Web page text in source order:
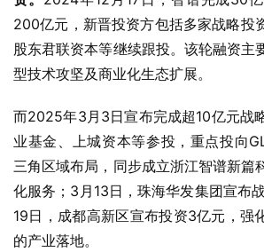
200亿元，新晋投资方包括多家战略投
股东君联资本等继续跟投。该轮融资主
型技术攻坚及商业化生态扩展。
而2025年3月3日宣布完成超10亿元战
业基金、上城资本等参投，重点投向
三角区域布局，同步成立浙江智谱新篇
化服务；3月13日，珠海华发集团宣布
19日，成都高新区宣布投资3亿元，强
的产业落地。